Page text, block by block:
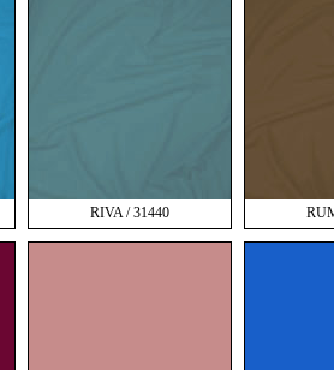
RIVA / 31440